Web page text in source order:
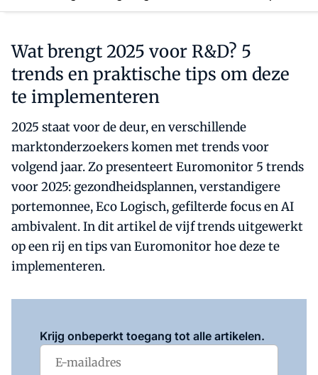
Wat brengt 2025 voor R&D? 5
trends en praktische tips om deze
te implementeren
2025 staat voor de deur, en verschillende
marktonderzoekers komen met trends voor
volgend jaar. Zo presenteert Euromonitor 5 trends
voor 2025: gezondheidsplannen, verstandigere
portemonnee, Eco Logisch, gefilterde focus en AI
ambivalent. In dit artikel de vijf trends uitgewerkt
op een rij en tips van Euromonitor hoe deze te
implementeren.
Krijg onbeperkt toegang tot alle artikelen.